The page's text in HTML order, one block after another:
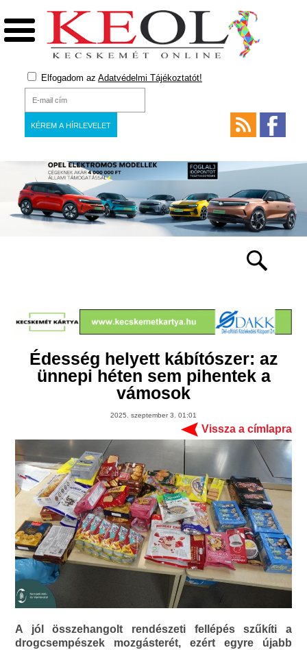
Elfogadom az Adatvédelmi Tájékoztatót!
Édesség helyett kábítószer: az
ünnepi héten sem pihentek a
vámosok
2025. szeptember 3. 01:01
Vissza a címlapra
A jól összehangolt rendészeti fellépés szűkíti a
drogcsempészek mozgásterét, ezért egyre újabb